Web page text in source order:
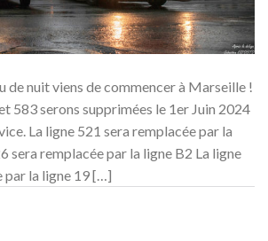
de nuit viens de commencer à Marseille !
583 serons supprimées le 1er Juin 2024
La ligne 521 sera remplacée par la
sera remplacée par la ligne B2 La ligne
par la ligne 19 […]